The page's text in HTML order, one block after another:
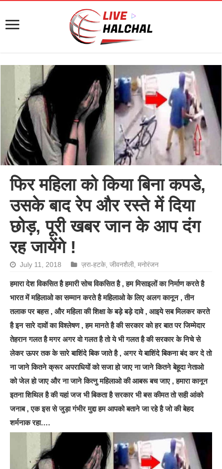
फिर महिला को किया बिना कपडे,
उसके बाद रेप और रस्ते में दिया
छोड़, पूरी खबर जान के आप दंग
रह जायेंगे !
July 11, 2018 ज़रा-हटके,जीवनशैली ,मनोरंजन
हमारा देश विकसित है हमारी सोच विकसित है , हम मिसाइलों का निर्माण करते है
भारत में महिलाओ का सम्मान करते है महिलाओ के लिए अलग कानून , तीन
तलाक पर बहस , और महिला की शिक्षा के बड़े बड़े दावे , आइये सब मिलकर करते
है इन सारे दावों का विश्लेषण , हम मानते है की सरकार को हर बात पर जिम्मेदार
तेहरान गलत है मगर अगर वो गलत है तो ये भी गलत है की सरकार के निचे से
लेकर ऊपर तक के सारे बाशिंदे बिक जाते है , अगर ये बाशिंदे बिकना बंद कर दे तो
ना जाने कितने क्रूर अपराधियों को सजा हो जाए ना जाने कितने बेहूदा नेताओ
को जेल हो जाए और ना जाने कित्नु महिलाओ की आबरू बच जाए , हमारा कानून
इतना शिथिल है की यहां जज भी बिकता है सरकार भी बस कीमत तो सही आंको
जनाब , एक इस से जुड़ा गंभीर मुद्दा हम आपको बताने जा रहे है जो की बेहद
शर्मनाक रहा….